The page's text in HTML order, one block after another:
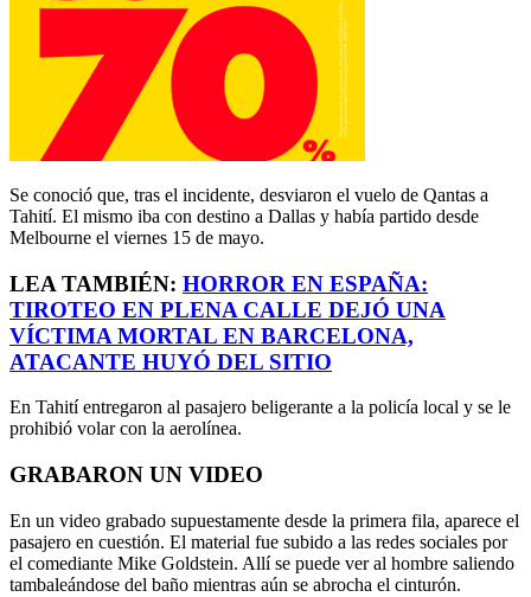
Se conoció que, tras el incidente, desviaron el vuelo de Qantas a
Tahití. El mismo iba con destino a Dallas y había partido desde
Melbourne el viernes 15 de mayo.
LEA TAMBIÉN: HORROR EN ESPAÑA:
TIROTEO EN PLENA CALLE DEJÓ UNA
VÍCTIMA MORTAL EN BARCELONA,
ATACANTE HUYÓ DEL SITIO
En Tahití entregaron al pasajero beligerante a la policía local y se le
prohibió volar con la aerolínea.
GRABARON UN VIDEO
En un video grabado supuestamente desde la primera fila, aparece el
pasajero en cuestión. El material fue subido a las redes sociales por
el comediante Mike Goldstein. Allí se puede ver al hombre saliendo
tambaleándose del baño mientras aún se abrocha el cinturón.